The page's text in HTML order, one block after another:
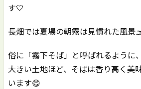
す🤍
長畑では夏場の朝霧は見慣れた風
俗に「霧下そば」と呼ばれるように
大きい土地ほど、そばは香り高く美
います😋